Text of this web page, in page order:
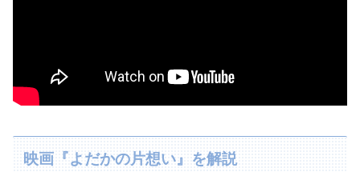
映画『よだかの片想い』を解説